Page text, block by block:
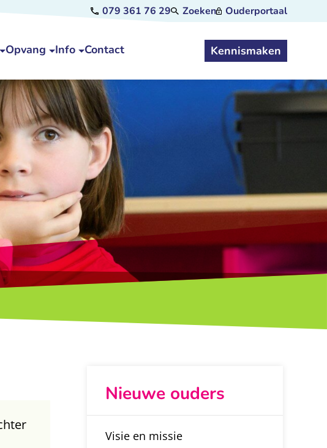
079 361 76 29 Zoeken Ouderportaal
Opvang Info Contact Kennismaken
Nieuwe ouders
Visie en missie